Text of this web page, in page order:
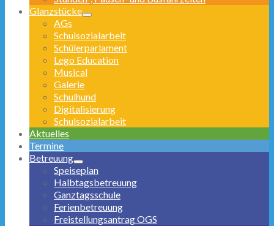
Glanzstücke
AGs
Schulsozialarbeit
Schülerparlament
Lego Education
Musical
Galerie
Schulhund
Digitalisierung
Schulsozialarbeit
Aktuelles
Termine
Betreuung
Speiseplan
Halbtagsbetreuung
Ganztagsschule
Ferienbetreuung
Freistellungsantrag OGS